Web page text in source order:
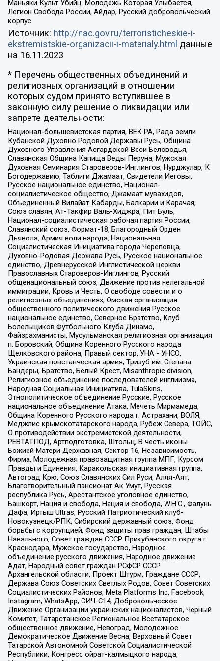
Маньяки Культ Убийц, Молодёжь Которая Улыбается,
Легион Свобода России, Айдар, Русский добровольческий
корпус
Источник: http://nac.gov.ru/terroristicheskie-i-
ekstremistskie-organizacii-i-materialy.html данные
на 16.11.2023
* Перечень общественных объединений и
религиозных организаций в отношении
которых судом принято вступившее в
законную силу решение о ликвидации или
запрете деятельности:
Национал-большевистская партия, ВЕК РА, Рада земли
Кубанской Духовно Родовой Державы Русь, Община
Духовного Управления Асгардской Веси Беловодья,
Славянская Община Капища Веды Перуна, Мужская
Духовная Семинария Староверов-Инглингов, Нурджулар, К
Богодержавию, Таблиги Джамаат, Свидетели Иеговы,
Русское национальное единство, Национал-
социалистическое общество, Джамаат мувахидов,
Объединенный Вилайат Кабарды, Балкарии и Карачая,
Союз славян, Ат-Такфир Валь-Хиджра, Пит Буль,
Национал-социалистическая рабочая партия России,
Славянский союз, Формат-18, Благородный Орден
Дьявола, Армия воли народа, Национальная
Социалистическая Инициатива города Череповца,
Духовно-Родовая Держава Русь, Русское национальное
единство, Древнерусской Инглистической церкви
Православных Староверов-Инглингов, Русский
общенациональный союз, Движение против нелегальной
иммиграции, Кровь и Честь, О свободе совести и о
религиозных объединениях, Омская организация
общественного политического движения Русское
национальное единство, Северное Братство, Клуб
Болельщиков Футбольного Клуба Динамо,
Файзрахманисты, Мусульманская религиозная организация
п. Боровский, Община Коренного Русского народа
Щелковского района, Правый сектор, УНА - УНСО,
Украинская повстанческая армия, Тризуб им. Степана
Бандеры, Братство, Белый Крест, Misanthropic division,
Религиозное объединение последователей инглиизма,
Народная Социальная Инициатива, TulaSkins,
Этнополитическое объединение Русские, Русское
национальное объединение Атака, Мечеть Мирмамеда,
Община Коренного Русского народа г. Астрахани, ВОЛЯ,
Меджлис крымскотатарского народа, Рубеж Севера, ТОЙС,
О противодействии экстремистской деятельности,
РЕВТАТПОД, Артподготовка, Штольц, В честь иконы
Божией Матери Державная, Сектор 16, Независимость,
Фирма, Молодежная правозащитная группа МПГ, Курсом
Правды и Единения, Каракольская инициативная группа,
Автоград Крю, Союз Славянских Сил Руси, Алля-Аят,
Благотворительный пансионат Ак Умут, Русская
республика Русь, Арестантское уголовное единство,
Башкорт, Нация и свобода, Нация и свобода, W.H.С., Фалунь
Дафа, Иртыш Ultras, Русский Патриотический клуб-
Новокузнецк/РПК, Сибирский державный союз, Фонд
борьбы с коррупцией, Фонд защиты прав граждан, Штабы
Навального, Совет граждан СССР Прикубанского округа г.
Краснодара, Мужское государство, Народное
объединение русского движения, Народное движение
Адат, Народный совет граждан РСФСР СССР
Архангельской области, Проект Штурм, Граждане СССР,
Держава Союз Советских Светлых Родов, Совет Советских
Социалистических Районов, Meta Platforms Inc, Facebook,
Instagram, WhatsApp, СИЧ-С14, Добровольческое
Движение Организации украинских националистов, Черный
Комитет, Татарстанское Региональное Всетатарское
общественное движение, Невоград, Молодежное
Демократическое Движение Весна, Верховный Совет
Татарской Автономной Советской Социалистической
Республики, Конгресс ойрат-калмыцкого народа,